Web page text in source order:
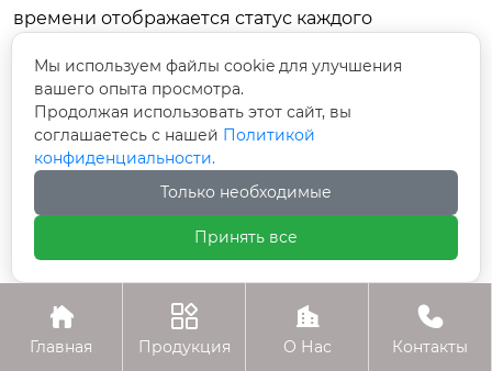
времени отображается статус каждого
просроченными или фиктивными документами
приводит к конфискации груза и крупным
штрафам. Для покупателей это означает
снижение рисков приобретения
некачественного товара, но также требует более
тщательного планирования сроков поставок,
учитывая время, необходимое на проведение
недель).

Главная

Продукция

О Нас

Контакты
Мы используем файлы cookie для улучшения
вашего опыта просмотра.
Продолжая использовать этот сайт, вы
соглашаетесь с нашей Политикой
конфиденциальности.
Только необходимые
Принять все